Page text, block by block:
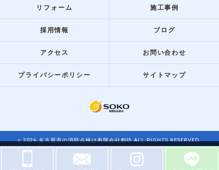
リフォーム 施工事例
採用情報 ブログ
アクセス お問い合わせ
プライバシーポリシー サイトマップ
c 2026 名古屋市の消防点検は有限会社創功 ALL RIGHTS RESERVED.